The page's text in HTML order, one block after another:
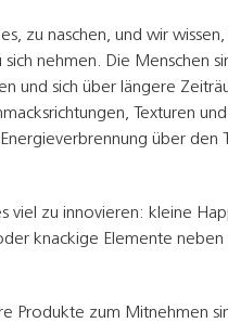
zu naschen, und wir
nehmen. Die Menschen
und sich über längere
Texturen
über den
viel zu innovieren: kleine
knackige Elemente
Produkte zum Mitnehmen